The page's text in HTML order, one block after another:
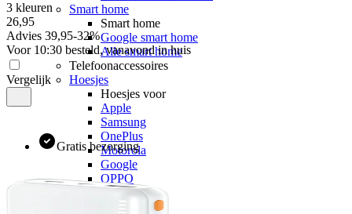
Smart home
Smart home
Google smart home
Alle smart home
Telefoonaccessoires
Hoesjes
Hoesjes voor
Apple
Samsung
OnePlus
Motorola
Google
OPPO
Xiaomi
POCO
3 kleuren
26,95
Advies 39,95-32%
Voor 10:30 besteld, vanavond in huis
Vergelijk
Gratis bezorging